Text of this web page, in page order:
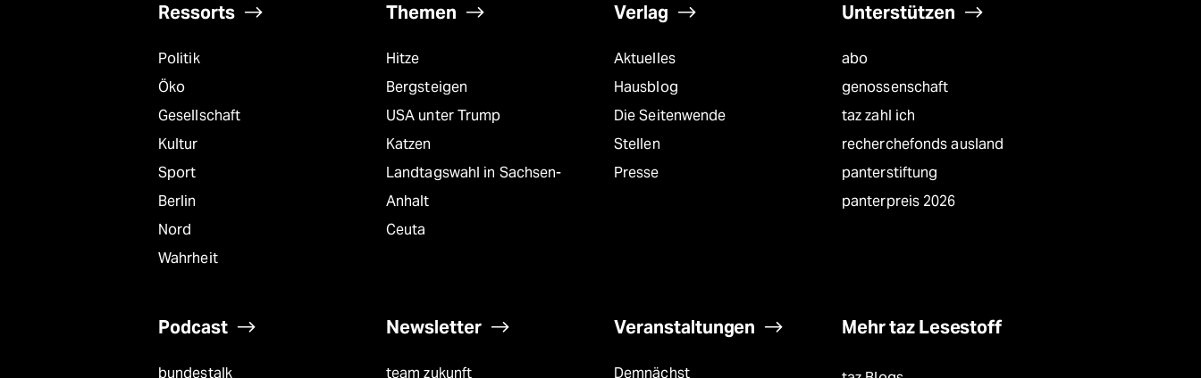
Ressorts
Politik
Öko
Gesellschaft
Kultur
Sport
Berlin
Nord
Wahrheit
Themen
Hitze
Bergsteigen
USA unter Trump
Katzen
Landtagswahl in Sachsen-
Anhalt
Ceuta
Verlag
Aktuelles
Hausblog
Die Seitenwende
Stellen
Presse
Unterstützen
abo
genossenschaft
taz zahl ich
recherchefonds ausland
panterstiftung
panterpreis 2026
Podcast
bundestalk
Newsletter
team zukunft
Veranstaltungen
Demnächst
Mehr taz Lesestoff